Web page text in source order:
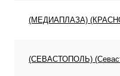
(МЕДИАПЛАЗА)
(СЕВАСТОПОЛЬ)